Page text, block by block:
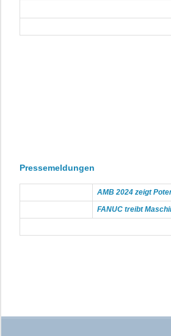
Pressemeldungen
AMB 2024 zeigt
FANUC treibt